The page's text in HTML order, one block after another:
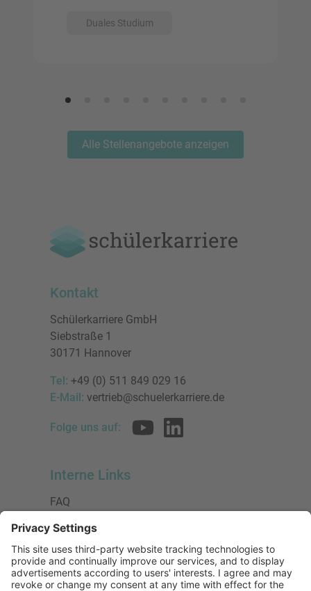
Duales Studium
Alle Stellenangebote anzeigen
Kontakt
Schülerkarriere GmbH
Siebstraße 1
30171 Hannover
Tel: +49 (0) 511 849 029 16
E-Mail: vertrieb@schuelerkarriere.de
Folge uns auf:
Interne Links
FAQ
Datenschutzerklärung
Impressum
Presse
Urheberrecht